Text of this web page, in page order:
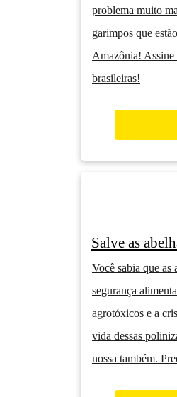
problema muito
garimpos que
Amazônia! Assine
brasileiras!
Salve as
Você sabia que as
segurança
agrotóxicos e a
vida dessas
nossa também.